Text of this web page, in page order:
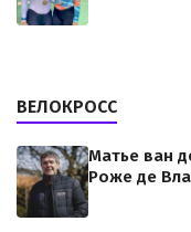
ВЕЛОКРОСС
Матье ван
Роже де